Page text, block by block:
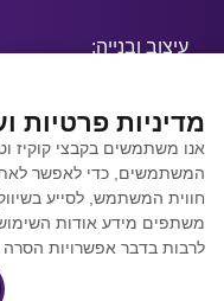
עיצוב ובנייה:
מדיניות פרטיות
אנו משתמשים בקבצי קוקיז
המשתמשים, כדי לאפשר
חווית המשתמש, לסייע
משתפים מידע אודות
לרבות בדבר אפשרויות הסרה